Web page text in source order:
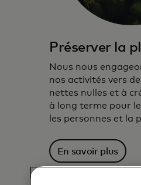
Préserver la
Nous nous
nos activités vers
nettes nulles et à
à long terme pour
les personnes et la
En savoir plus